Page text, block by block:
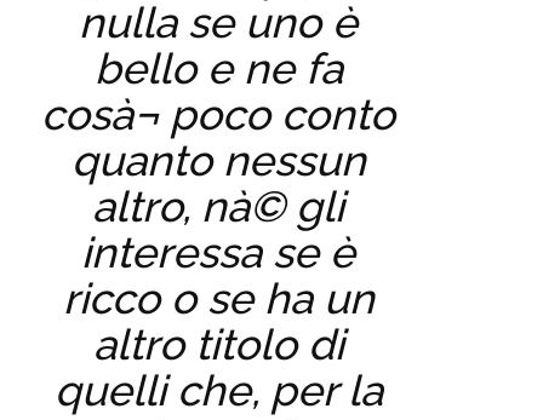
nulla se uno è
bello e ne fa
cosà¬ poco conto
quanto nessun
altro, nà© gli
interessa se è
ricco o se ha un
altro titolo di
quelli che, per la